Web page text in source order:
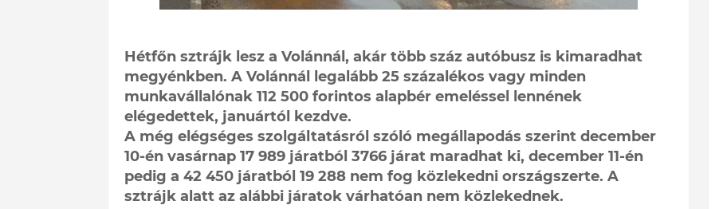
Hétfőn sztrájk lesz a Volánnál, akár több száz autóbusz is kimaradhat
megyénkben. A Volánnál legalább 25 százalékos vagy minden
munkavállalónak 112 500 forintos alapbér emeléssel lennének
elégedettek, januártól kezdve.
A még elégséges szolgáltatásról szóló megállapodás szerint december
10-én vasárnap 17 989 járatból 3766 járat maradhat ki, december 11-én
pedig a 42 450 járatból 19 288 nem fog közlekedni országszerte. A
sztrájk alatt az alábbi járatok várhatóan nem közlekednek.